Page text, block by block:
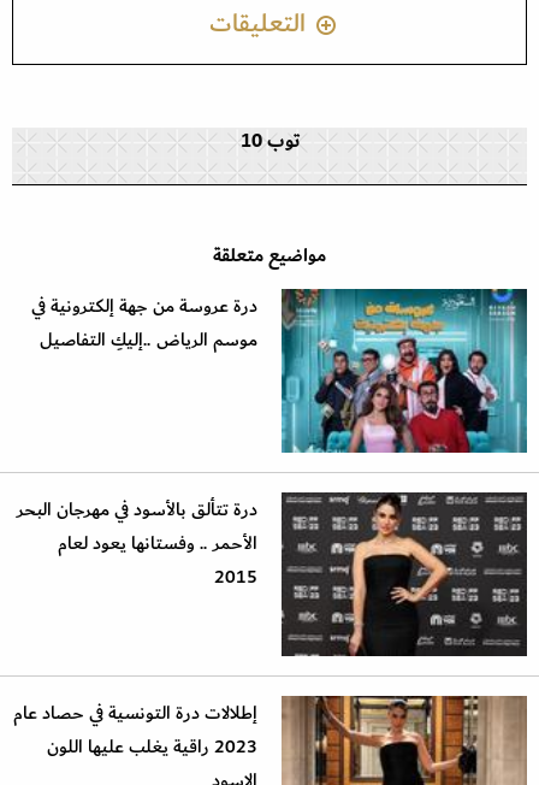
التعليقات
توب 10
مواضيع متعلقة
درة عروسة من جهة إلكترونية في
موسم الرياض ..إليكِ التفاصيل
درة تتألق بالأسود في مهرجان البحر
الأحمر .. وفستانها يعود لعام
2015
إطلالات درة التونسية في حصاد عام
2023 راقية يغلب عليها اللون